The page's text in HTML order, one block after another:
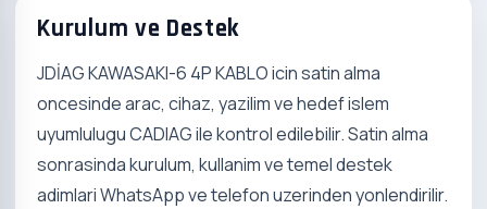
Kurulum ve Destek
JDİAG KAWASAKI-6 4P KABLO icin satin alma
oncesinde arac, cihaz, yazilim ve hedef islem
uyumlulugu CADIAG ile kontrol edilebilir. Satin alma
sonrasinda kurulum, kullanim ve temel destek
adimlari WhatsApp ve telefon uzerinden yonlendirilir.